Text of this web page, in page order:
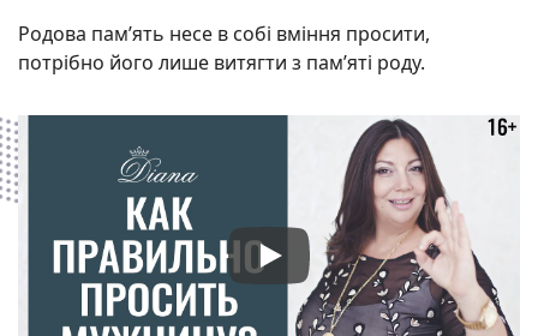
Родова пам’ять несе в собі вміння просити,
потрібно його лише витягти з пам’яті роду.